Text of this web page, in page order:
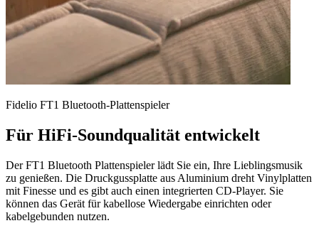
Fidelio FT1 Bluetooth-Plattenspieler
Für HiFi-Soundqualität entwickelt
Der FT1 Bluetooth Plattenspieler lädt Sie ein, Ihre Lieblingsmusik
zu genießen. Die Druckgussplatte aus Aluminium dreht Vinylplatten
mit Finesse und es gibt auch einen integrierten CD-Player. Sie
können das Gerät für kabellose Wiedergabe einrichten oder
kabelgebunden nutzen.